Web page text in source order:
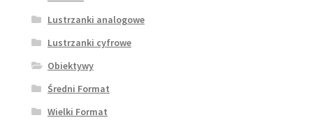
Lustrzanki analogowe
Lustrzanki cyfrowe
Obiektywy
Średni Format
Wielki Format